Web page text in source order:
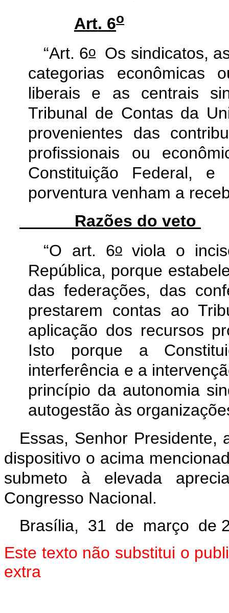
Art. 6o
“Art. 6oOs sindicatos,
categorias econômicas
liberais e as centrais
Tribunal de Contas da
provenientes das
profissionais ou
Constituição Federal,
porventura venham a
Razões do veto
“O art. 6o
viola o
República, porque
das federações, das
prestarem contas ao
aplicação dos recursos
Isto porque a
interferência e a
princípio da autonomia
autogestão às
Essas, Senhor
dispositivo o acima
submeto à elevada
Congresso Nacional.
Brasília, 31 de março de
Este texto não substitui o
extra